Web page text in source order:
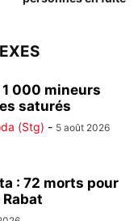
000 mineurs
saturés
(Stg) - 5 août 2026
: 72 morts pour
Rabat